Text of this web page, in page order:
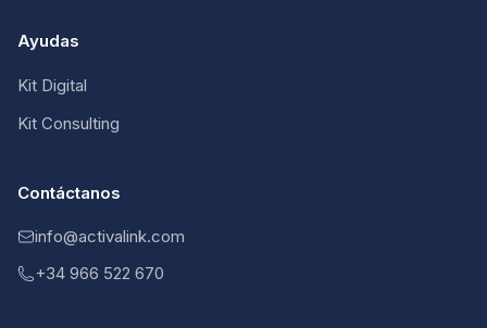
Ayudas
Kit Digital
Kit Consulting
Contáctanos
info@activalink.com
+34 966 522 670